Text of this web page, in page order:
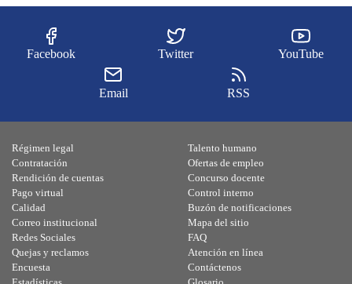
Facebook Twitter YouTube
Email RSS
Régimen legal
Contratación
Rendición de cuentas
Pago virtual
Calidad
Talento humano
Ofertas de empleo
Concurso docente
Control interno
Buzón de notificaciones
Correo institucional
Redes Sociales
Quejas y reclamos
Encuesta
Mapa del sitio
FAQ
Atención en línea
Contáctenos